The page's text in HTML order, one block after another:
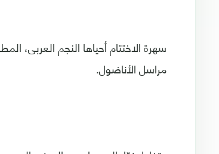
سهرة الاختتام أحياها النجم العربى،
مراسل الأناضول.